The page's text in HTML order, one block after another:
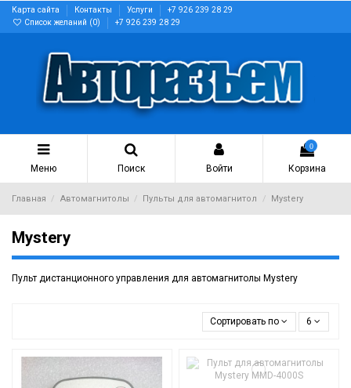
Карта сайта Контакты Услуги
+7 926 239 28 29
Список желаний (0) +7 926 239 28 29
Меню Поиск Войти
0
Корзина
Главная Автомагнитолы Пульты для автомагнитол Mystery
Mystery
Пульт дистанционного управления для автомагнитолы Mystery
Сортировать по 6